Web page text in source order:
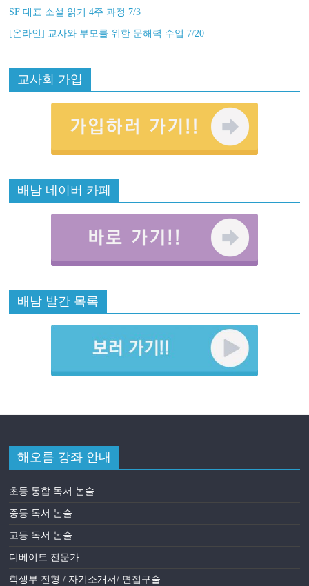
SF 대표 소설 읽기 4주 과정 7/3
[온라인] 교사와 부모를 위한 문해력 수업 7/20
교사회 가입
배남 네이버 카페
배남 발간 목록
해오름 강좌 안내
초등 통합 독서 논술
중등 독서 논술
고등 독서 논술
디베이트 전문가
학생부 전형 / 자기소개서/ 면접구술